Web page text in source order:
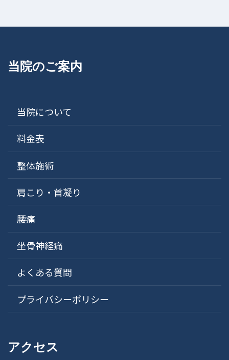
当院のご案内
当院について
料金表
整体施術
肩こり・首凝り
腰痛
坐骨神経痛
よくある質問
プライバシーポリシー
アクセス